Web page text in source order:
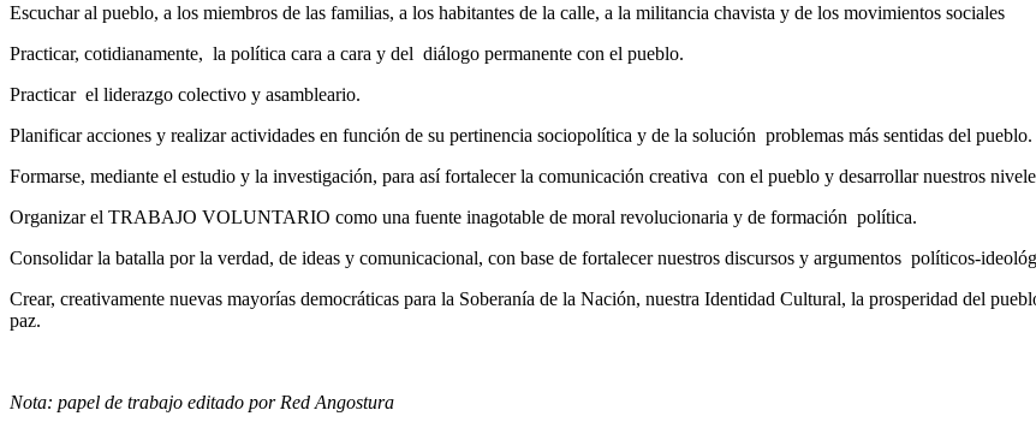
Escuchar al pueblo, a los miembros de las familias, a los habitantes de la calle, a la militancia chavista y de los movimientos sociales
Practicar, cotidianamente, la política cara a cara y del diálogo permanente con el pueblo.
Practicar el liderazgo colectivo y asambleario.
Planificar acciones y realizar actividades en función de su pertinencia sociopolítica y de la solución problemas más sentidas del pueblo.
Formarse, mediante el estudio y la investigación, para así fortalecer la comunicación creativa con el pueblo y desarrollar nuestros
Organizar el TRABAJO VOLUNTARIO como una fuente inagotable de moral revolucionaria y de formación política.
Consolidar la batalla por la verdad, de ideas y comunicacional, con base de fortalecer nuestros discursos y argumentos políticos-
Crear, creativamente nuevas mayorías democráticas para la Soberanía de la Nación, nuestra Identidad Cultural, la prosperidad del
paz.
Nota: papel de trabajo editado por Red Angostura